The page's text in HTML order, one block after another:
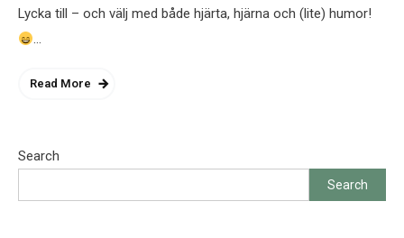
Lycka till – och välj med både hjärta, hjärna och (lite) humor!
…
Read More
Search
Search